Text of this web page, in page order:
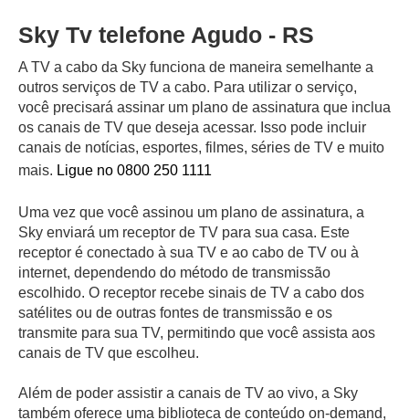
Sky Tv telefone Agudo - RS
A TV a cabo da Sky funciona de maneira semelhante a
outros serviços de TV a cabo. Para utilizar o serviço,
você precisará assinar um plano de assinatura que inclua
os canais de TV que deseja acessar. Isso pode incluir
canais de notícias, esportes, filmes, séries de TV e muito
mais. Ligue no 0800 250 1111
Uma vez que você assinou um plano de assinatura, a
Sky enviará um receptor de TV para sua casa. Este
receptor é conectado à sua TV e ao cabo de TV ou à
internet, dependendo do método de transmissão
escolhido. O receptor recebe sinais de TV a cabo dos
satélites ou de outras fontes de transmissão e os
transmite para sua TV, permitindo que você assista aos
canais de TV que escolheu.
Além de poder assistir a canais de TV ao vivo, a Sky
também oferece uma biblioteca de conteúdo on-demand,